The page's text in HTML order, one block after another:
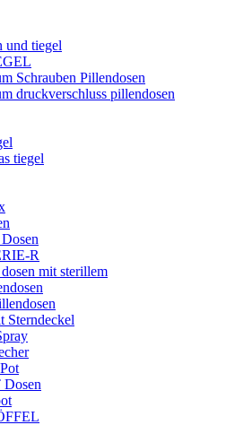
und tiegel
Schrauben Pillendosen
druckverschluss pillendosen
tiegel
R
mit sterillem
Sterndeckel